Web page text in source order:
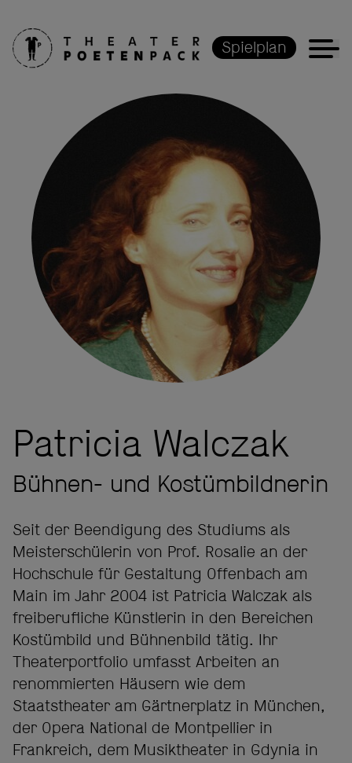
Spielplan
Patricia Walczak
Bühnen- und Kostümbildnerin
Seit der Beendigung des Studiums als
Meisterschülerin von Prof. Rosalie an der
Hochschule für Gestaltung Offenbach am
Main im Jahr 2004 ist Patricia Walczak als
freiberufliche Künstlerin in den Bereichen
Kostümbild und Bühnenbild tätig. Ihr
Theaterportfolio umfasst Arbeiten an
renommierten Häusern wie dem
Staatstheater am Gärtnerplatz in München,
der Opera National de Montpellier in
Frankreich, dem Musiktheater in Gdynia in